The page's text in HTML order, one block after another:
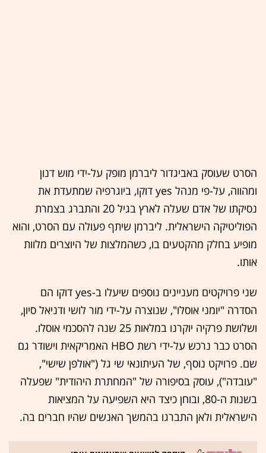
הסרט שעוסק באביגדור ליברמן מופק על-ידי מוש דנון
ומהווה, על-פי מנהל yes דוקו, ביוגרפיה שמתעדת את
נסיקתו של אדם שעלה לארץ בגיל 20 והתברג בצמרת
הפוליטיקה הישראלית. ליברמן שיתף פעולה עם הסרט, והוא
מופיע בחלק מהקטעים בו, כשהמלצות של היוצרים מלוות
אותו.
שני פרויקטים מעניינים נוספים שיעלו ב-yes דוקו הם
הסדרה "יומני אוסלו", שנוצרה על-ידי מור לושי ודניאל סיון,
ושלושת פרקיה יוקרנו במלאות 25 שנה להסכמי אוסלו.
הסרט כבר נרכש על-ידי רשת HBO האמריקאית וישודר גם
שם. פרויקט נוסף, של העיתונאי שי גל ("אולפן שישי",
"עובדה"), עוסק בסיפורה של "המחתרת היהודית" שפעלה
בשנות ה-80, ובוחן כיצד היא השפיעה על המציאות
הישראלית ולאן התברגו בהמשך האנשים שהיו חברים בה.